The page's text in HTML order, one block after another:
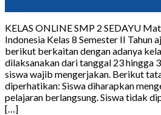
KELAS ONLINE SMP 2 SEDAYU
Indonesia Kelas 8 Semester II Tahun
berikut berkaitan dengan adanya
dilaksanakan dari tanggal 23 hingga
siswa wajib mengerjakan. Berikut
diperhatikan: Siswa diharapkan
pelajaran berlangsung. Siswa tidak
[…]